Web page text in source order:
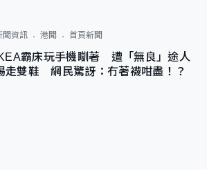
聞資訊 港聞 首頁新聞
霸床玩手機瞓著 遭「無良」途人
走雙鞋 網民驚訝：冇著襪咁盡！？